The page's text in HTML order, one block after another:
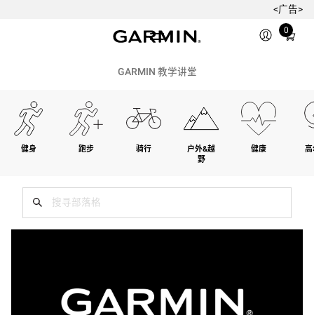
<广告>
0
Total
items
GARMIN 教学讲堂
健身 跑步 骑行
户外&越
野
健康 高